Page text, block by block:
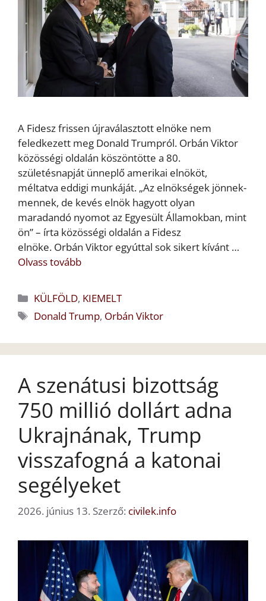
A Fidesz frissen újraválasztott elnöke nem
feledkezett meg Donald Trumpról. Orbán Viktor
közösségi oldalán köszöntötte a 80.
születésnapját ünneplő amerikai elnököt,
méltatva eddigi munkáját. „Az elnökségek jönnek-
mennek, de kevés elnök hagyott olyan
maradandó nyomot az Egyesült Államokban, mint
ön” – írta közösségi oldalán a Fidesz
elnöke. Orbán Viktor egyúttal sok sikert kívánt …
Olvass tovább
Kategória
KÜLFÖLD, KIEMELT
Címkék
Donald Trump, Orbán Viktor
A szenátusi bizottság
750 millió dollárt adna
Ukrajnának, Trump
visszafogná a katonai
segélyeket
2026. június 13. Szerző: civilek.info